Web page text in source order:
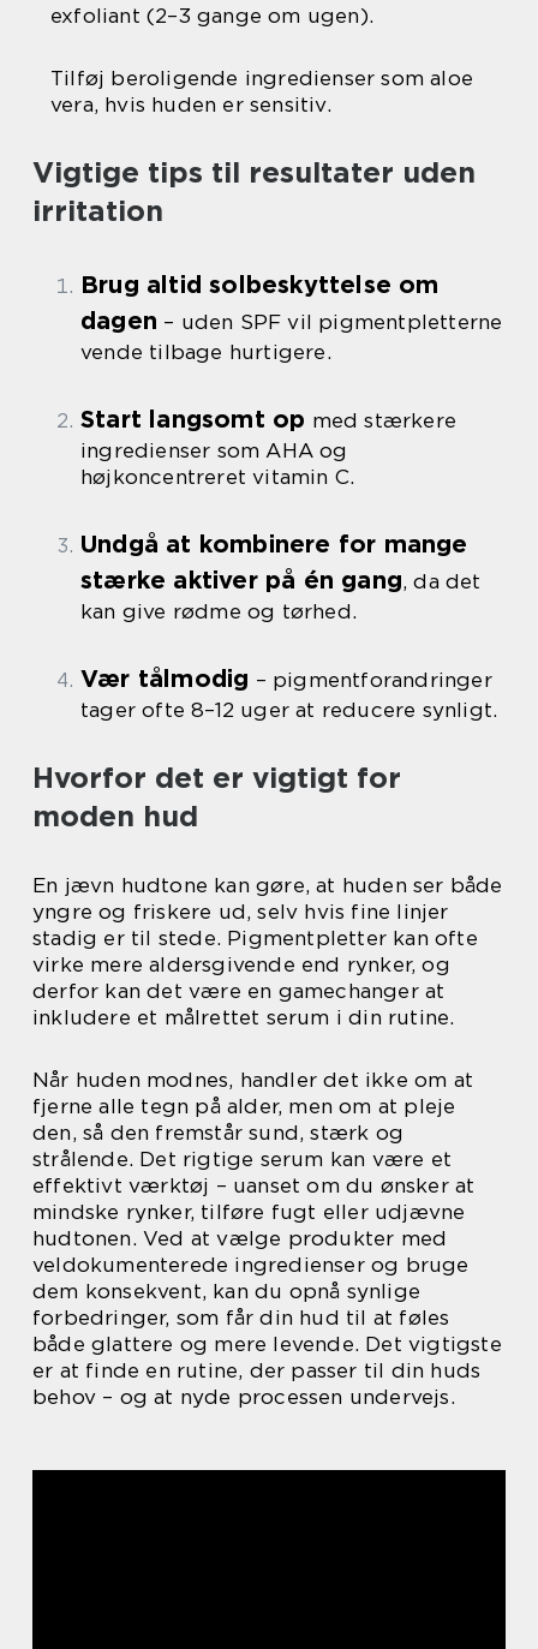
exfoliant (2–3 gange om ugen).
Tilføj beroligende ingredienser som aloe
vera, hvis huden er sensitiv.
Vigtige tips til resultater uden
irritation
Brug altid solbeskyttelse om
dagen – uden SPF vil pigmentpletterne
vende tilbage hurtigere.
Start langsomt op med stærkere
ingredienser som AHA og
højkoncentreret vitamin C.
Undgå at kombinere for mange
stærke aktiver på én gang, da det
kan give rødme og tørhed.
Vær tålmodig – pigmentforandringer
tager ofte 8–12 uger at reducere synligt.
Hvorfor det er vigtigt for
moden hud
En jævn hudtone kan gøre, at huden ser både
yngre og friskere ud, selv hvis fine linjer
stadig er til stede. Pigmentpletter kan ofte
virke mere aldersgivende end rynker, og
derfor kan det være en gamechanger at
inkludere et målrettet serum i din rutine.
Når huden modnes, handler det ikke om at
fjerne alle tegn på alder, men om at pleje
den, så den fremstår sund, stærk og
strålende. Det rigtige serum kan være et
effektivt værktøj – uanset om du ønsker at
mindske rynker, tilføre fugt eller udjævne
hudtonen. Ved at vælge produkter med
veldokumenterede ingredienser og bruge
dem konsekvent, kan du opnå synlige
forbedringer, som får din hud til at føles
både glattere og mere levende. Det vigtigste
er at finde en rutine, der passer til din huds
behov – og at nyde processen undervejs.